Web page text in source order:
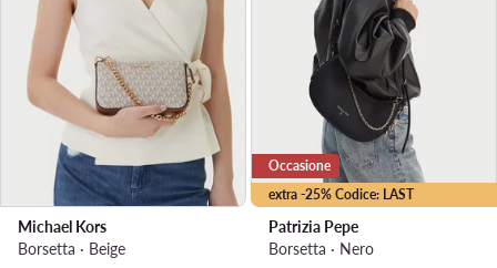
Michael Kors
Borsetta · Beige
extra -25% Codice: LAST
Occasione
Patrizia Pepe
Borsetta · Nero